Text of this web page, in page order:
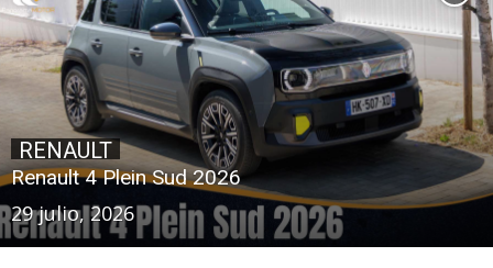
RENAULT
Renault 4 Plein Sud 2026
29 julio, 2026